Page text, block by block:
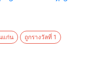
แก่น ถูกรางวัลที่ 1